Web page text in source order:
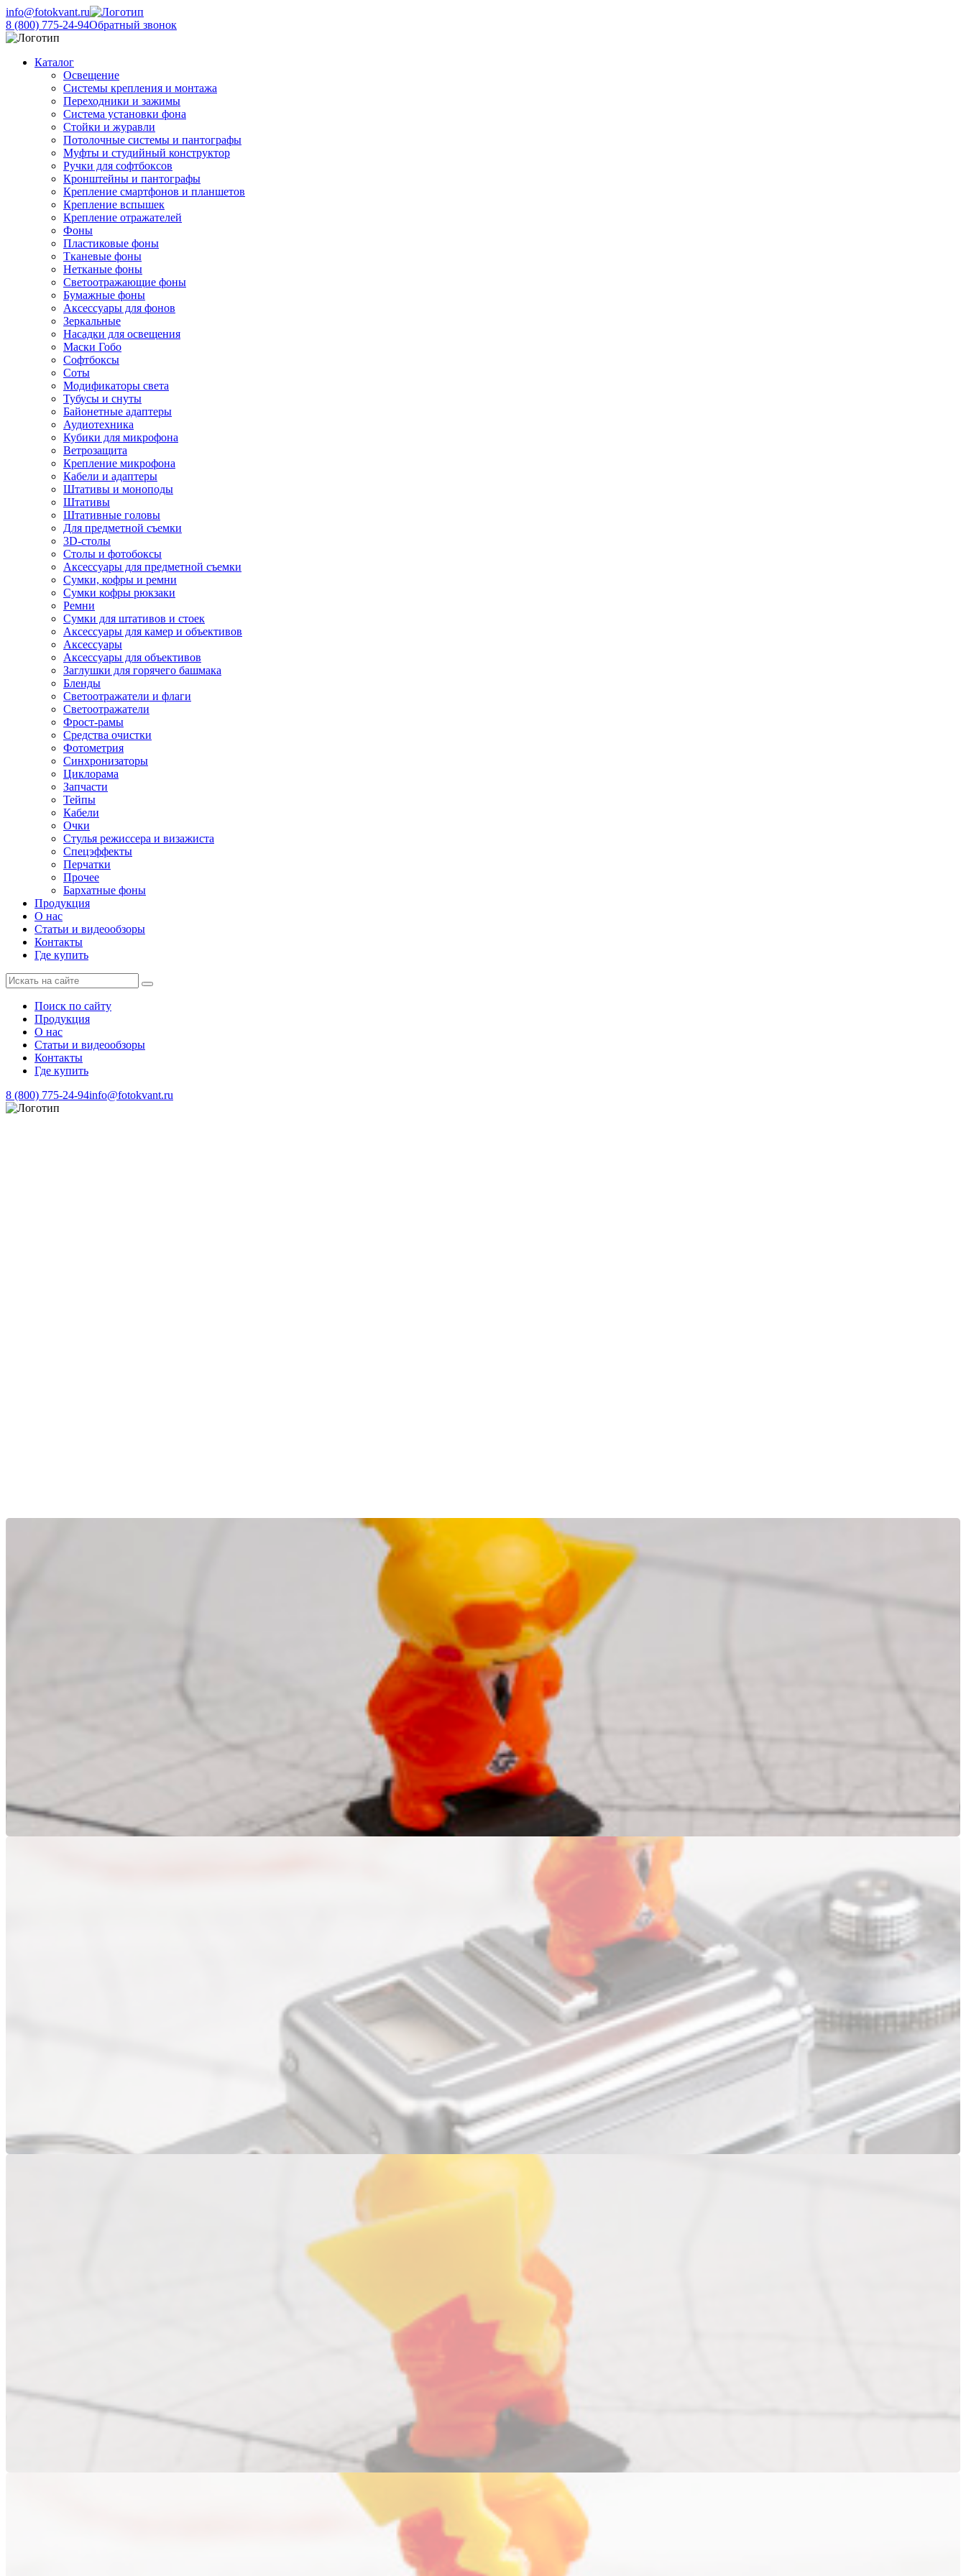
info@fotokvant.ru
8 (800) 775-24-94Обратный звонок
Каталог
Освещение
Системы крепления и монтажа
Переходники и зажимы
Система установки фона
Стойки и журавли
Потолочные системы и пантографы
Муфты и студийный конструктор
Ручки для софтбоксов
Кронштейны и пантографы
Крепление смартфонов и планшетов
Крепление вспышек
Крепление отражателей
Фоны
Пластиковые фоны
Тканевые фоны
Нетканые фоны
Светоотражающие фоны
Бумажные фоны
Аксессуары для фонов
Зеркальные
Насадки для освещения
Маски Гобо
Софтбоксы
Соты
Модификаторы света
Тубусы и снуты
Байонетные адаптеры
Аудиотехника
Кубики для микрофона
Ветрозащита
Крепление микрофона
Кабели и адаптеры
Штативы и моноподы
Штативы
Штативные головы
Для предметной съемки
3D-столы
Столы и фотобоксы
Аксессуары для предметной съемки
Сумки, кофры и ремни
Сумки кофры рюкзаки
Ремни
Сумки для штативов и стоек
Аксессуары для камер и объективов
Аксессуары
Аксессуары для объективов
Заглушки для горячего башмака
Бленды
Светоотражатели и флаги
Светоотражатели
Фрост-рамы
Средства очистки
Фотометрия
Синхронизаторы
Циклорама
Запчасти
Тейпы
Кабели
Очки
Стулья режиссера и визажиста
Спецэффекты
Перчатки
Прочее
Бархатные фоны
Продукция
О нас
Статьи и видеообзоры
Контакты
Где купить
Поиск по сайту
Продукция
О нас
Статьи и видеообзоры
Контакты
Где купить
8 (800) 775-24-94info@fotokvant.ru